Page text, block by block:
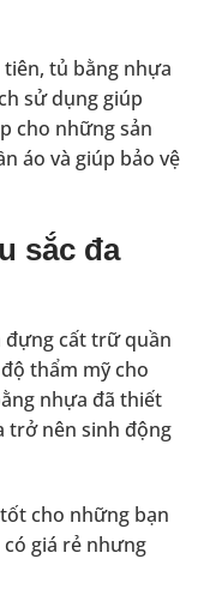
tủ bằng nhựa
sử dụng giúp
cho những sản
áo và giúp bảo vệ
sắc đa
đựng cất trữ quần
thẩm mỹ cho
nhựa đã thiết
trở nên sinh động
cho những bạn
giá rẻ nhưng